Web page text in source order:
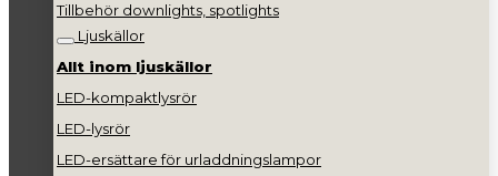
Tillbehör downlights, spotlights
Ljuskällor
Allt inom ljuskällor
LED-kompaktlysrör
LED-lysrör
LED-ersättare för urladdningslampor